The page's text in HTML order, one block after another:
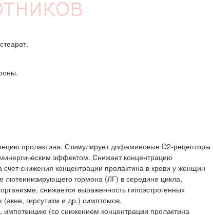
пролактина. Стимулирует дофаминовые D2-рецепторы
эффектом. Снижает концентрацию
снижения концентрации пролактина в крови у женщин
лютеинизирующего гормона (ЛГ) в середине цикла,
снижается выраженность гипоэстрогенных
гирсутизм и др.) симптомов.
(со снижением концентрации пролактина